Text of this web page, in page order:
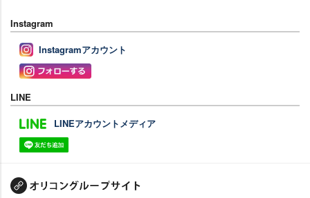
Instagram
Instagramアカウント
LINE
LINEアカウントメディア